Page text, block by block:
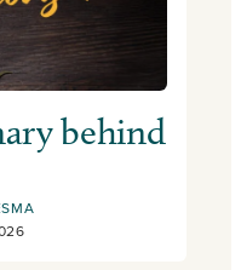
behind